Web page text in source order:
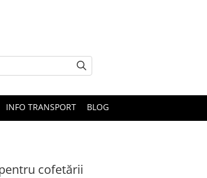
INFO TRANSPORT BLOG
cofetării